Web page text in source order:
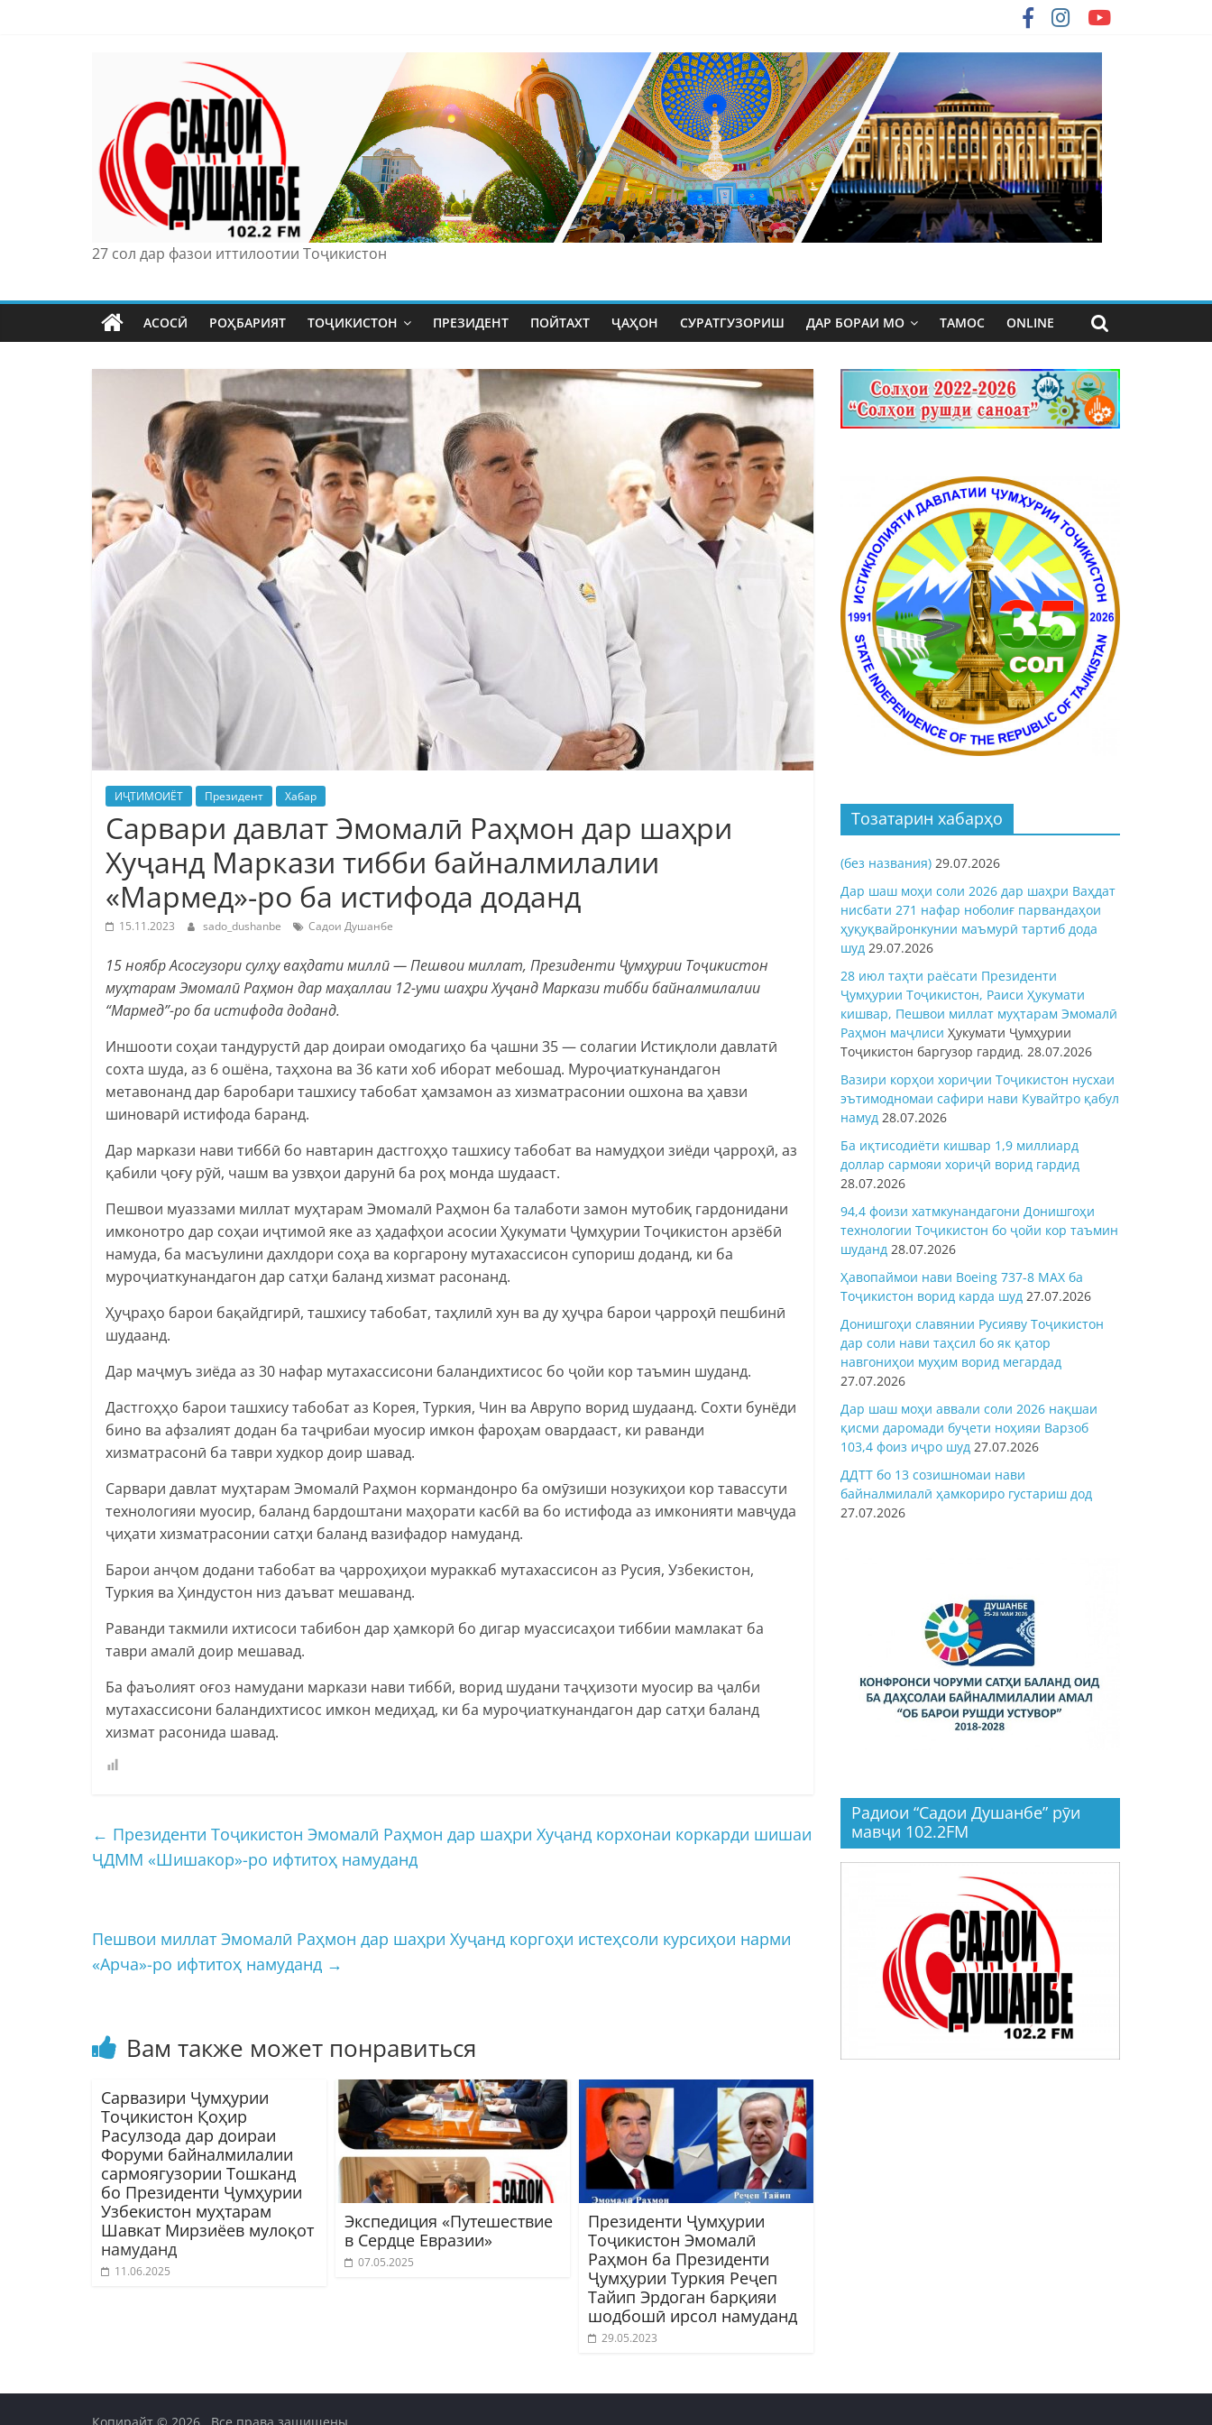
27 сол дар фазои иттилоотии Тоҷикистон
АСОСӢ РОҲБАРИЯТ ТОҶИКИСТОН ПРЕЗИДЕНТ ПОЙТАХТ ҶАҲОН СУРАТГУЗОРИШ ДАР БОРАИ МО ТАМОС ONLINE
ИҶТИМОИЁТ Президент Хабар
Сарвари давлат Эмомалӣ Раҳмон дар шаҳри
Хуҷанд Маркази тибби байналмилалии
«Мармед»-ро ба истифода доданд
15.11.2023 sado_dushanbe Садои Душанбе
15 ноябр Асосгузори сулҳу ваҳдати миллӣ — Пешвои миллат, Президенти Ҷумҳурии Тоҷикистон
муҳтарам Эмомалӣ Раҳмон дар маҳаллаи 12-уми шаҳри Хуҷанд Маркази тибби байналмилалии
“Мармед”-ро ба истифода доданд.
Иншооти соҳаи тандурустӣ дар доираи омодагиҳо ба ҷашни 35 — солагии Истиқлоли давлатӣ
сохта шуда, аз 6 ошёна, таҳхона ва 36 кати хоб иборат мебошад. Муроҷиаткунандагон
метавонанд дар баробари ташхису табобат ҳамзамон аз хизматрасонии ошхона ва ҳавзи
шиноварӣ истифода баранд.
Дар маркази нави тиббӣ бо навтарин дастгоҳҳо ташхису табобат ва намудҳои зиёди ҷарроҳӣ, аз
қабили ҷоғу рӯй, чашм ва узвҳои дарунӣ ба роҳ монда шудааст.
Пешвои муаззами миллат муҳтарам Эмомалӣ Раҳмон ба талаботи замон мутобиқ гардонидани
имконотро дар соҳаи иҷтимоӣ яке аз ҳадафҳои асосии Ҳукумати Ҷумҳурии Тоҷикистон арзёбӣ
намуда, ба масъулини дахлдори соҳа ва коргарону мутахассисон супориш доданд, ки ба
муроҷиаткунандагон дар сатҳи баланд хизмат расонанд.
Ҳуҷраҳо барои бақайдгирӣ, ташхису табобат, таҳлилӣ хун ва ду ҳуҷра барои ҷарроҳӣ пешбинӣ
шудаанд.
Дар маҷмуъ зиёда аз 30 нафар мутахассисони баландихтисос бо ҷойи кор таъмин шуданд.
Дастгоҳҳо барои ташхису табобат аз Корея, Туркия, Чин ва Аврупо ворид шудаанд. Сохти бунёди
бино ва афзалият додан ба таҷрибаи муосир имкон фароҳам овардааст, ки раванди
хизматрасонӣ ба таври худкор доир шавад.
Сарвари давлат муҳтарам Эмомалӣ Раҳмон кормандонро ба омӯзиши нозукиҳои кор тавассути
технологияи муосир, баланд бардоштани маҳорати касбӣ ва бо истифода аз имконияти мавҷуда
ҷиҳати хизматрасонии сатҳи баланд вазифадор намуданд.
Барои анҷом додани табобат ва ҷарроҳиҳои мураккаб мутахассисон аз Русия, Узбекистон,
Туркия ва Ҳиндустон низ даъват мешаванд.
Раванди такмили ихтисоси табибон дар ҳамкорӣ бо дигар муассисаҳои тиббии мамлакат ба
таври амалӣ доир мешавад.
Ба фаъолият оғоз намудани маркази нави тиббӣ, ворид шудани таҷҳизоти муосир ва ҷалби
мутахассисони баландихтисос имкон медиҳад, ки ба муроҷиаткунандагон дар сатҳи баланд
хизмат расонида шавад.
← Президенти Тоҷикистон Эмомалӣ Раҳмон дар шаҳри Хуҷанд корхонаи коркарди шишаи
ҶДММ «Шишакор»-ро ифтитоҳ намуданд
Пешвои миллат Эмомалӣ Раҳмон дар шаҳри Хуҷанд коргоҳи истеҳсоли курсиҳои нарми
«Арча»-ро ифтитоҳ намуданд →
Вам также может понравиться
Сарвазири Ҷумҳурии
Тоҷикистон Қоҳир
Расулзода дар доираи
Форуми байналмилалии
сармоягузории Тошканд
бо Президенти Ҷумҳурии
Узбекистон муҳтарам
Шавкат Мирзиёев мулоқот
намуданд
11.06.2025
Экспедиция «Путешествие
в Сердце Евразии»
07.05.2025
Президенти Ҷумҳурии
Тоҷикистон Эмомалӣ
Раҳмон ба Президенти
Ҷумҳурии Туркия Реҷеп
Тайип Эрдоган барқияи
шодбошӣ ирсол намуданд
29.05.2023
Тозатарин хабарҳо
(без названия) 29.07.2026
Дар шаш моҳи соли 2026 дар шаҳри Ваҳдат
нисбати 271 нафар ноболиғ парвандаҳои
ҳуқуқвайронкунии маъмурӣ тартиб дода
шуд 29.07.2026
28 июл таҳти раёсати Президенти
Ҷумҳурии Тоҷикистон, Раиси Ҳукумати
кишвар, Пешвои миллат муҳтарам Эмомалӣ
Раҳмон маҷлиси Ҳукумати Ҷумҳурии
Тоҷикистон баргузор гардид. 28.07.2026
Вазири корҳои хориҷии Тоҷикистон нусхаи
эътимодномаи сафири нави Кувайтро қабул
намуд 28.07.2026
Ба иқтисодиёти кишвар 1,9 миллиард
доллар сармояи хориҷӣ ворид гардид
28.07.2026
94,4 фоизи хатмкунандагони Донишгоҳи
технологии Тоҷикистон бо ҷойи кор таъмин
шуданд 28.07.2026
Ҳавопаймои нави Boeing 737-8 MAX ба
Тоҷикистон ворид карда шуд 27.07.2026
Донишгоҳи славянии Русияву Тоҷикистон
дар соли нави таҳсил бо як қатор
навгониҳои муҳим ворид мегардад
27.07.2026
Дар шаш моҳи аввали соли 2026 нақшаи
қисми даромади буҷети ноҳияи Варзоб
103,4 фоиз иҷро шуд 27.07.2026
ДДТТ бо 13 созишномаи нави
байналмилалӣ ҳамкориро густариш дод
27.07.2026
Радиои “Садои Душанбе” рӯи
мавҷи 102.2FM
Копирайт © 2026 . Все права защищены.